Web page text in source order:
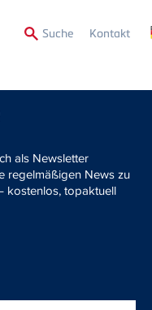
Suche Kontakt
als Newsletter
regelmäßigen News zu
kostenlos, topaktuell